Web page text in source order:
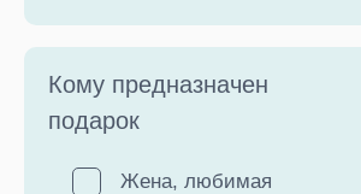
Кому предназначен
подарок
Жена, любимая